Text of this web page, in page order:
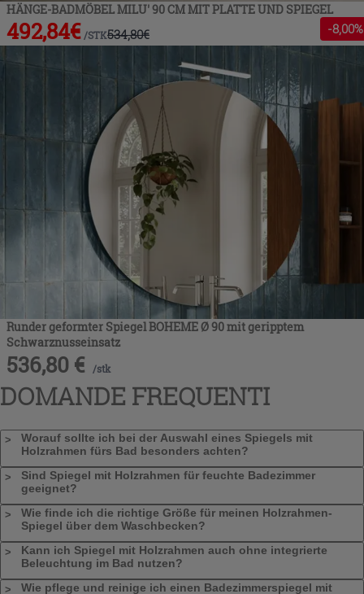
HÄNGE-BADMÖBEL MILU' 90 CM MIT PLATTE UND SPIEGEL
492,84€ /STK534,80€ -8,00%
Runder geformter Spiegel BOHEME Ø 90 mit geripptem
Schwarznusseinsatz
536,80 € /stk
DOMANDE FREQUENTI
Worauf sollte ich bei der Auswahl eines Spiegels mit
Holzrahmen fürs Bad besonders achten?
Sind Spiegel mit Holzrahmen für feuchte Badezimmer
geeignet?
Wie finde ich die richtige Größe für meinen Holzrahmen-
Spiegel über dem Waschbecken?
Kann ich Spiegel mit Holzrahmen auch ohne integrierte
Beleuchtung im Bad nutzen?
Wie pflege und reinige ich einen Badezimmerspiegel mit